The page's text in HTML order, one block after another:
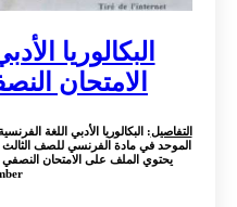
البكالوريا
الامتحان
التفاصيل: البكالوريا الأدبي اللغة
الموحد في مادة الفرنسي للصف الثالث
يحتوي الملف على الامتحان النصفي
...